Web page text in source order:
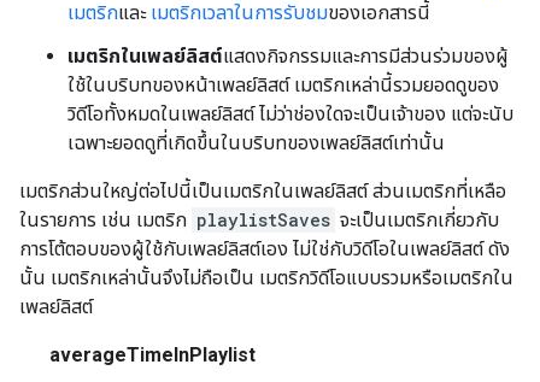
เมตริกและ เมตริกเวลาในการรับชมของเอกสารนี้
เมตริกในเพลย์ลิสต์แสดงกิจกรรมและการมีส่วนร่วมของผู้
ใช้ในบริบทของหน้าเพลย์ลิสต์ เมตริกเหล่านี้รวมยอดดูของ
วิดีโอทั้งหมดในเพลย์ลิสต์ ไม่ว่าช่องใดจะเป็นเจ้าของ แต่จะนับ
เฉพาะยอดดูที่เกิดขึ้นในบริบทของเพลย์ลิสต์เท่านั้น
เมตริกส่วนใหญ่ต่อไปนี้เป็นเมตริกในเพลย์ลิสต์ ส่วนเมตริกที่เหลือ
ในรายการ เช่น เมตริก playlistSaves จะเป็นเมตริกเกี่ยวกับ
การโต้ตอบของผู้ใช้กับเพลย์ลิสต์เอง ไม่ใช่กับวิดีโอในเพลย์ลิสต์ ดัง
นั้น เมตริกเหล่านั้นจึงไม่ถือเป็น เมตริกวิดีโอแบบรวมหรือเมตริกใน
เพลย์ลิสต์
averageTimeInPlaylist